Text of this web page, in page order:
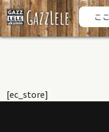
[ec_store]